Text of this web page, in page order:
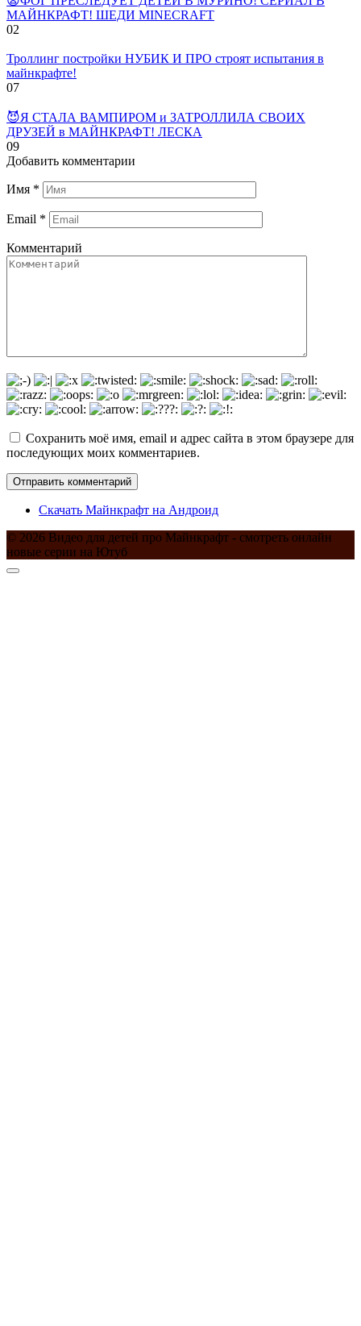
МАЙНКРАФТ! ШЕДИ MINECRAFT
02
Троллинг постройки НУБИК И ПРО строят испытания в
майнкрафте!
07
😈Я СТАЛА ВАМПИРОМ и ЗАТРОЛЛИЛА СВОИХ
ДРУЗЕЙ в МАЙНКРАФТ! ЛЕСКА
09
Добавить комментарии
Имя *
Email *
Комментарий
Сохранить моё имя, email и адрес сайта в этом браузере для
последующих моих комментариев.
Скачать Майнкрафт на Андроид
© 2026 Видео для детей про Майнкрафт - смотреть онлайн
новые серии на Ютуб